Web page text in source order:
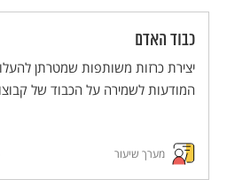
כבוד האדם
יצירת כרזות משותפות שמטרתן
המודעות לשמירה על הכבוד של
מערך שיעור